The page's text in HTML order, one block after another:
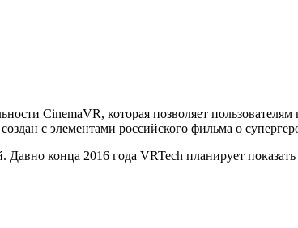
CinemaVR, которая позволяет
с элементами российского фильма о
Давно конца 2016 года VRTech планирует